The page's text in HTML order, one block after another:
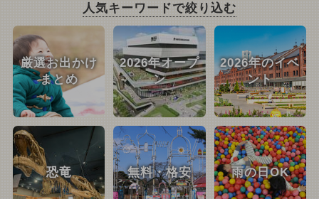
人気キーワードで絞り込む
厳選お出かけ
まとめ
2026年オープ
ン
2026年のイベ
ント
恐竜 無料・格安 雨の日OK